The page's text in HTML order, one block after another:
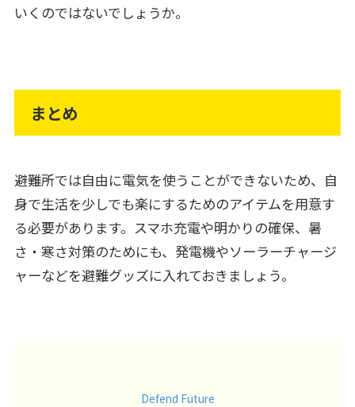
いくのではないでしょうか。
まとめ
避難所では自由に電気を使うことができないため、自
身で生活を少しでも楽にするためのアイテムを用意す
る必要があります。スマホ充電や明かりの確保、暑
さ・寒さ対策のためにも、発電機やソーラーチャージ
ャーなどを避難グッズに入れておきましょう。
Defend Future